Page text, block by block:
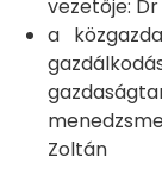
vezetője:
a
Zoltán